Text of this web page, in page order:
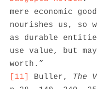
mere economic
nourishes us, so
as durable
use value, but
[11]
Buller, The